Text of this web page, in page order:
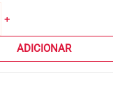
+
ADICIONAR